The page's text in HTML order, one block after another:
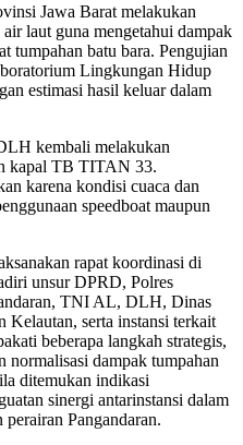
Jawa Barat melakukan
laut guna mengetahui dampak
tumpahan batu bara. Pengujian
Lingkungan Hidup
estimasi hasil keluar dalam
kembali melakukan
kapal TB TITAN 33.
karena kondisi cuaca dan
speedboat maupun
rapat koordinasi di
unsur DPRD, Polres
TNI AL, DLH, Dinas
Kelautan, serta instansi terkait
beberapa langkah strategis,
normalisasi dampak tumpahan
ditemukan indikasi
sinergi antarinstansi dalam
perairan Pangandaran.